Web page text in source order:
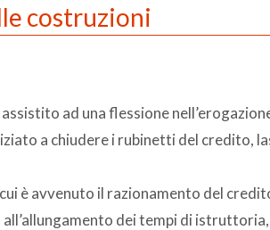
costruzioni
ad una flessione
a chiudere i rubinetti del credito,
è avvenuto il razionamento del
dei tempi di